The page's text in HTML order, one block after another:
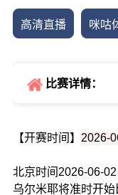
高清直播 咪咕
比赛详情：
【开赛时间】 2026-
北京时间2026-06-
乌尔米耶将准时开